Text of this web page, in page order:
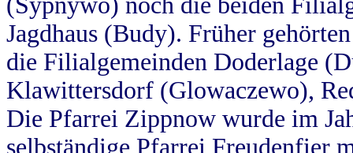
Jagdhaus (Budy). Früher
die Filialgemeinden Doderlage
Klawittersdorf (Glowaczewo),
Die Pfarrei Zippnow wurde im
selbständige Pfarrei Freudenfier